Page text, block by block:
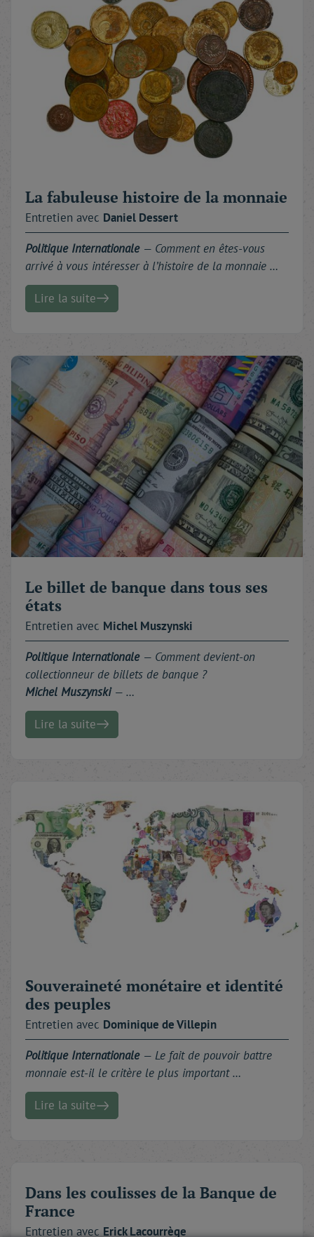
La fabuleuse histoire de la monnaie
Entretien avec Daniel Dessert
Politique Internationale— Comment en êtes-vous
arrivé à vous intéresser à l’histoire de la monnaie …
Lire la suite
Le billet de banque dans tous ses
états
Entretien avec Michel Muszynski
Politique Internationale— Comment devient-on
collectionneur de billets de banque ?
Michel Muszynski— …
Lire la suite
Souveraineté monétaire et identité
des peuples
Entretien avec Dominique de Villepin
Politique Internationale— Le fait de pouvoir battre
monnaie est-il le critère le plus important …
Lire la suite
Dans les coulisses de la Banque de
France
Entretien avec ErickLacourrège